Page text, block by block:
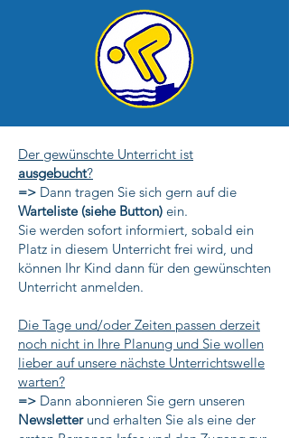
Der gewünschte Unterricht ist
ausgebucht?
=> Dann tragen Sie sich gern auf die
Warteliste (siehe Button) ein.
Sie werden sofort informiert, sobald ein
Platz in diesem Unterricht frei wird, und
können Ihr Kind dann für den gewünschten
Unterricht anmelden.
Die Tage und/oder Zeiten passen derzeit
noch nicht in Ihre Planung und Sie wollen
lieber auf unsere nächste Unterrichtswelle
warten?
=> Dann abonnieren Sie gern unseren
Newsletter und erhalten Sie als eine der